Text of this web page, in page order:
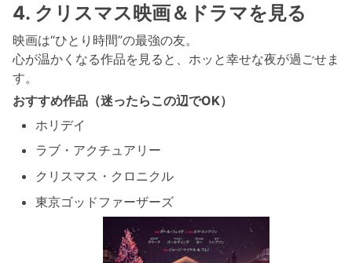
4. クリスマス映画＆ドラマを見る
映画は“ひとり時間”の最強の友。
心が温かくなる作品を見ると、ホッと幸せな夜が過ごせま
す。
おすすめ作品（迷ったらこの辺でOK）
ホリデイ
ラブ・アクチュアリー
クリスマス・クロニクル
東京ゴッドファーザーズ